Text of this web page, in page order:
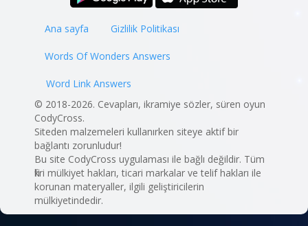
Ana sayfa Gizlilik Politikası
Words Of Wonders Answers
Word Link Answers
© 2018-2026. Cevapları, ikramiye sözler, süren oyun
CodyCross.
Siteden malzemeleri kullanırken siteye aktif bir
bağlantı zorunludur!
Bu site CodyCross uygulaması ile bağlı değildir. Tüm
fikri mülkiyet hakları, ticari markalar ve telif hakları ile
korunan materyaller, ilgili geliştiricilerin
mülkiyetindedir.